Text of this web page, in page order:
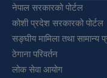
नेपाल सरकारको पोर्टल
कोशी प्रदेश सरकारको पोर्टल
सङ्‍घीय मामिला तथा सामान्य
ठेगाना परिवर्तन
लोक सेवा आयोग